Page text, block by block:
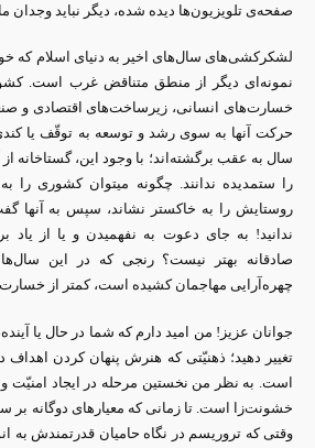
صفحه‌ی تلویزیون‌ها دیده شده، دیگر نباید وجدان
لشکرکشی‌های سال‌های اخیر به دنیای اسلام که
نمونه‌ای دیگر از منطق متناقض غرب است.
خسارت‌های انسانی، زیرساخت‌های اقتصادی و
حرکت آنها به سوی رشد و توسعه به توقّف یا
سال به عقب برگشته‌اند؛ با وجود این، گستاخانه
را ستمدیده ندانند. چگونه میتوان کشوری را
روستایش را به خاکستر نشاند، سپس به آنها
ندانید! به جای دعوت به نفهمیدن و یا از یاد
صادقانه بهتر نیست؟ رنجی که در این
چهره‌آرایی مهاجمان کشیده است، کمتر از
جوانان عزیز! من امید دارم که شما در حال یا
تغییر دهید؛ ذهنیّتی که هنرش پنهان کردن اهداف
است. به نظر من نخستین مرحله در ایجاد امنیّت
خشونت‌زا است. تا زمانی که معیارهای دوگانه
وقتی که تروریسم در نگاه حامیان قدرتمندش به